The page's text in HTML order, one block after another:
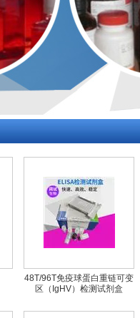
48T/96T免疫球蛋白重链可变
区（IgHV）检测试剂盒